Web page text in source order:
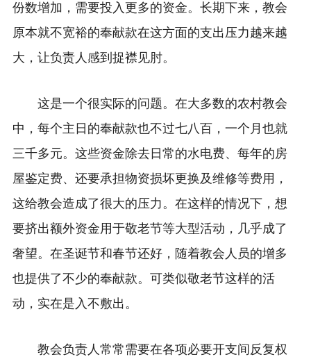
份数增加，需要投入更多的资金。长期下来，教会
原本就不宽裕的奉献款在这方面的支出压力越来越
大，让负责人感到捉襟见肘。
这是一个很实际的问题。在大多数的农村教会
中，每个主日的奉献款也不过七八百，一个月也就
三千多元。这些资金除去日常的水电费、每年的房
屋鉴定费、还要承担物资损坏更换及维修等费用，
这给教会造成了很大的压力。在这样的情况下，想
要挤出额外资金用于敬老节等大型活动，几乎成了
奢望。在圣诞节和春节还好，随着教会人员的增多
也提供了不少的奉献款。可类似敬老节这样的活
动，实在是入不敷出。
教会负责人常常需要在各项必要开支间反复权